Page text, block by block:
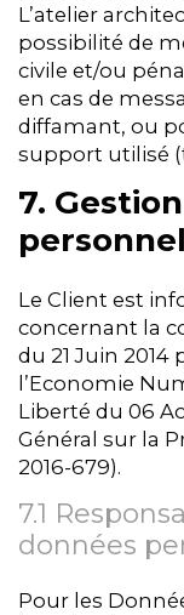
L’atelier
possibilité de
civile et/ou
en cas de
diffamant, ou
support utilisé
7.
Le Client est
concernant la
du 21 Juin
l’Economie
Liberté du 06
Général sur la
2016-679).
7.1
données
Pour les